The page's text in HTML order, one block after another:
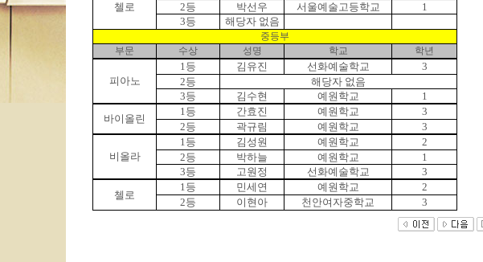
첼로
2등
박선우 서울예술고등학교
1
3등
해당자 없음
중등부
부문
수상 성명 학교 학년
피아노
1등 김유진 선화예술학교
3
2등
해당자 없음
3등
김수현 예원학교
1
바이올린
1등 간효진 예원학교
3
2등
곽규림 예원학교 3
비올라
1등 김성원 예원학교
2
2등
박하늘 예원학교
1
3등
고원정 선화예술학교
3
첼로
1등 민세연 예원학교
2
2등
이현아 천안여자중학교 3